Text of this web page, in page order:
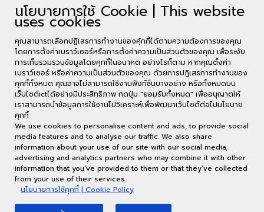
อาคารศูนย์คอมพิวเตอร์ ชั้น 2 62/1 ต.กาฬสินธุ์ อ.เมือง จ.กาฬสินธุ์ 46000
(พื้นที่ในเมือง) : 043-811128 ต่อ 7130 (พื้นที่นามน) : 043-602052
ict@ksu.ac.th
พร้อมใจบริการ พัฒนางานไอที ปรับใช้เทคโนโลยี สนับสนุนมหาวิทยาลัย
งานเทคโนโลยีสารสนเทศและการสื่อสาร
นโยบายการใช้ Cookie | This website
uses cookies
คุณสามารถเลือกปฏิเสธการทำงานของคุ้กกี้ได้ตามความต้องการของคุณ
โดยการตั้งค่าเบราว์เซอร์หรือการตั้งค่าความเป็นส่วนตัวของคุณ เพื่อระงับ
การเก็บรวมรวบข้อมูลโดยคุกกี้ในอนาคต อย่างไรก็ตาม หากคุณตั้งค่า
เบราว์เซอร์ หรือค่าความเป็นส่วนตัวของคุณ ด้วยการปฎิเสธการทำงานของ
คุกกี้ทั้งหมด คุณอาจไม่สามารถใช้งานฟังก์ชั่นบางอย่าง หรือทั้งหมดบน
เว็บไซต์ictได้อย่างมีประสิทธิภาพ กดปุ่ม "ยอมรับทั้งหมด" เพื่ออนุญาตให้
เราสามารถนำข้อมูลการใช้งานไปวิเคราะห์เพื่อพัฒนาเว็บไซต์ต่อไปนโยบาย
คุกกี้
We use cookies to personalise content and ads, to provide social
media features and to analyse our traffic. We also share
information about your use of our site with our social media,
advertising and analytics partners who may combine it with other
information that you’ve provided to them or that they’ve collected
from your use of their services.
นโยบายการใช้คุกกี้ | Cookie Policy